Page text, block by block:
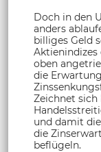
Doch in den
anders
billiges Geld
oben
die
Zeichnet sich
und damit
die
beflügeln.